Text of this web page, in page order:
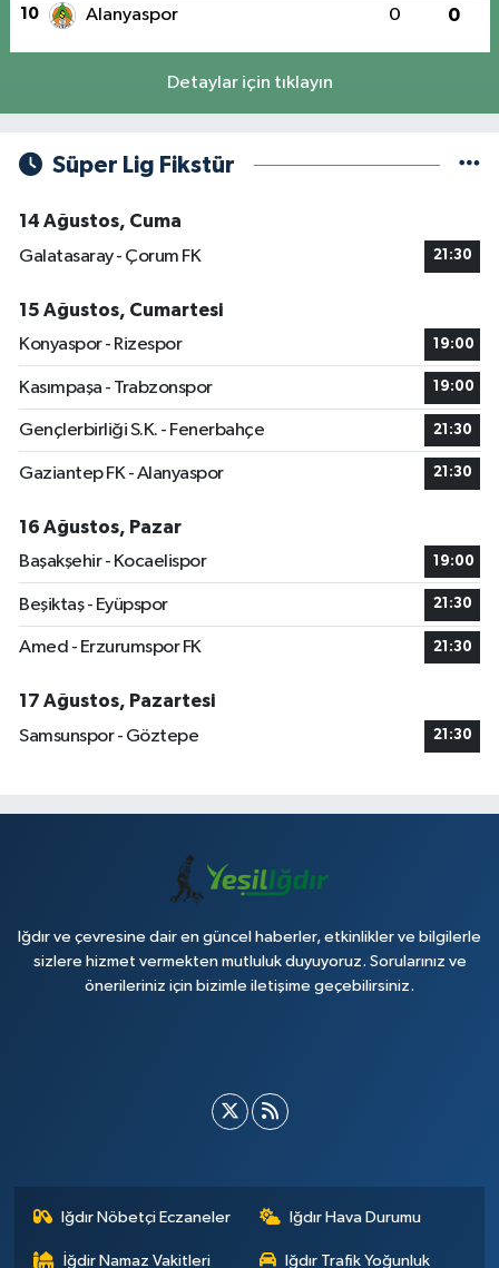
10 Alanyaspor 0 0
Detaylar için tıklayın
Süper Lig Fikstür
14 Ağustos, Cuma
Galatasaray - Çorum FK
21:30
15 Ağustos, Cumartesi
Konyaspor - Rizespor
19:00
Kasımpaşa - Trabzonspor 19:00
Gençlerbirliği S.K. - Fenerbahçe 21:30
Gaziantep FK - Alanyaspor 21:30
16 Ağustos, Pazar
Başakşehir - Kocaelispor
19:00
Beşiktaş - Eyüpspor 21:30
Amed - Erzurumspor FK 21:30
17 Ağustos, Pazartesi
Samsunspor - Göztepe
21:30
Iğdır ve çevresine dair en güncel haberler, etkinlikler ve bilgilerle
sizlere hizmet vermekten mutluluk duyuyoruz. Sorularınız ve
önerileriniz için bizimle iletişime geçebilirsiniz.
Iğdır Nöbetçi Eczaneler Iğdır Hava Durumu
İğdir Namaz Vakitleri Iğdır Trafik Yoğunluk